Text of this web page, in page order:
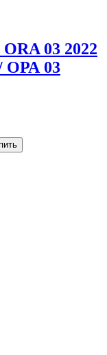
03 2022
ОРА 03